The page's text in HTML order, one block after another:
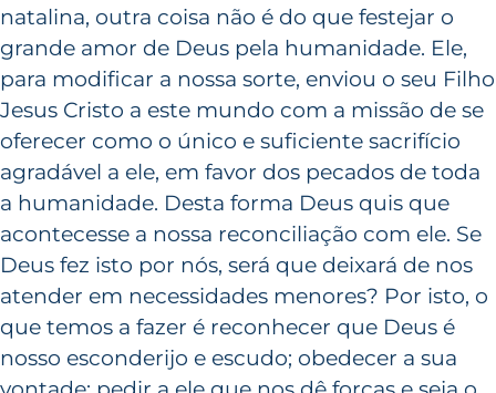
natalina, outra coisa não é do que festejar o
grande amor de Deus pela humanidade. Ele,
para modificar a nossa sorte, enviou o seu Filho
Jesus Cristo a este mundo com a missão de se
oferecer como o único e suficiente sacrifício
agradável a ele, em favor dos pecados de toda
a humanidade. Desta forma Deus quis que
acontecesse a nossa reconciliação com ele. Se
Deus fez isto por nós, será que deixará de nos
atender em necessidades menores? Por isto, o
que temos a fazer é reconhecer que Deus é
nosso esconderijo e escudo; obedecer a sua